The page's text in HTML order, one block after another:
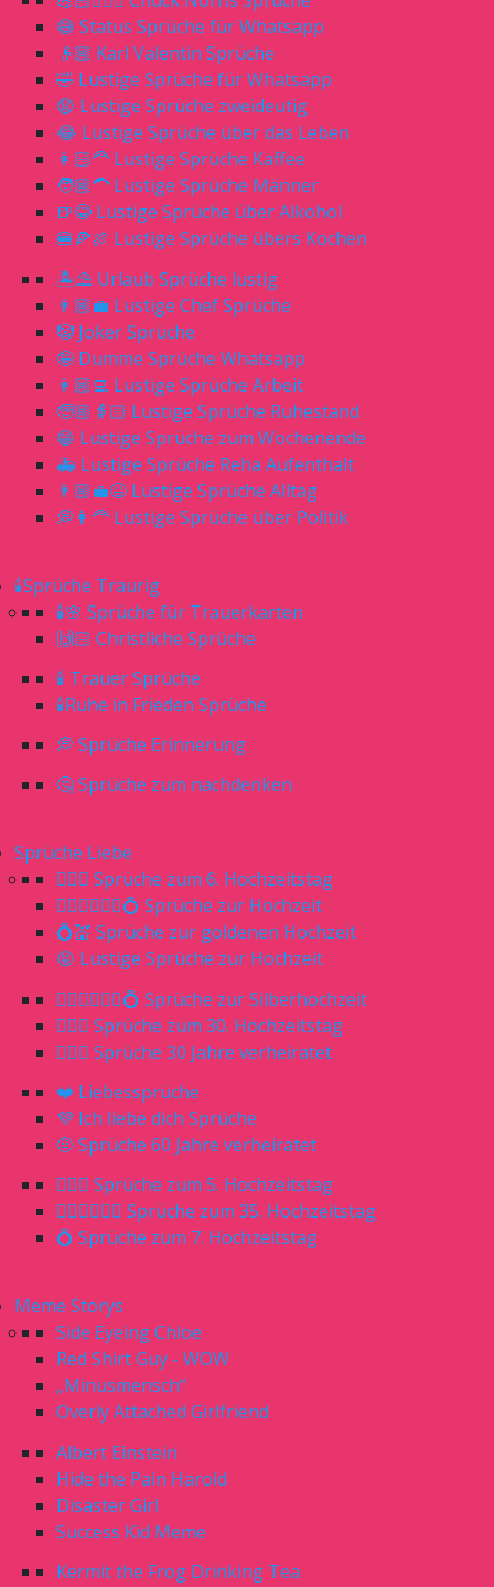
😅 Status Sprüche für Whatsapp
👴🏼 Karl Valentin Sprüche
🤣 Lustige Sprüche für Whatsapp
😧 Lustige Sprüche zweideutig
😂 Lustige Sprüche über das Leben
👩🏻‍🦰 Lustige Sprüche Kaffee
🧑🏼‍🦱 Lustige Sprüche Männer
🍺😂 Lustige Sprüche über Alkohol
🍔🍕🍖 Lustige Sprüche übers Kochen
🏝⛱ Urlaub Sprüche lustig
👨🏼‍💼 Lustige Chef Sprüche
🤡 Joker Sprüche
🤪 Dumme Sprüche Whatsapp
👩🏼‍💻 Lustige Sprüche Arbeit
🧓🏼👵🏻 Lustige Sprüche Ruhestand
😁 Lustige Sprüche zum Wochenende
🚑 Lustige Sprüche Reha Aufenthalt
👨🏼‍💼😆 Lustige Sprüche Alltag
💭👩‍🦰 Lustige Sprüche über Politik
🕯Sprüche Traurig
🕯🌸 Sprüche für Trauerkarten
🙌🏻 Christliche Sprüche
🕯 Trauer Sprüche
🕯Ruhe in Frieden Sprüche
💭 Sprüche Erinnerung
🤔 Sprüche zum nachdenken
Sprüche Liebe
👰🏼‍♀️ Sprüche zum 6. Hochzeitstag
👰🏼‍♀️🤵🏼‍♂️💍 Sprüche zur Hochzeit
💍💒 Sprüche zur goldenen Hochzeit
😝 Lustige Sprüche zur Hochzeit
👰🏼‍♀️🤵🏼‍♂️💍 Sprüche zur Silberhochzeit
👰🏼‍♀️ Sprüche zum 30. Hochzeitstag
🤷🏼‍♀️ Sprüche 30 Jahre verheiratet
❤️ Liebessprüche
💜 Ich liebe dich Sprüche
🤨 Sprüche 60 Jahre verheiratet
🤵🏼‍♀️ Sprüche zum 5. Hochzeitstag
🤵🏼‍♂️👰🏼‍♀️ Sprüche zum 35. Hochzeitstag
💍 Sprüche zum 7. Hochzeitstag
Meme Storys
Side Eyeing Chloe
Red Shirt Guy - WOW
„Minusmensch“
Overly Attached Girlfriend
Albert Einstein
Hide the Pain Harold
Disaster Girl
Success Kid Meme
Kermit the Frog Drinking Tea